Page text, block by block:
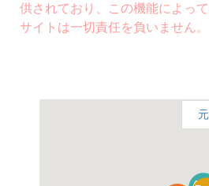
供されており、この機能によっ
サイトは一切責任を負いません。